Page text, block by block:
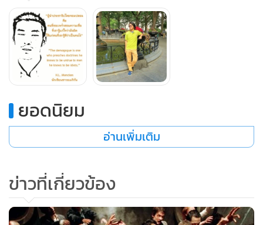
ยอดนิยม
อ่านเพิ่มเติม
ข่าวที่เกี่ยวข้อง